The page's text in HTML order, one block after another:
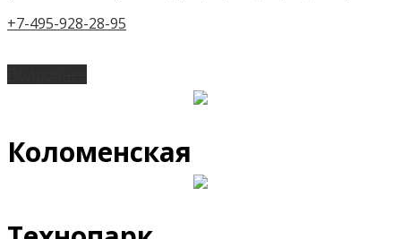
+7-495-928-28-95
Коломенская